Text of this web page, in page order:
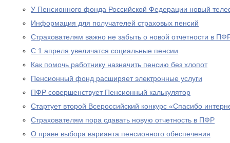
У Пенсионного фонда Российской Федерации новый
Информация для получателей страховых пенсий
Страхователям важно не забыть о новой отчетности в
С 1 апреля увеличатся социальные пенсии
Как помочь работнику назначить пенсию без хлопот
Пенсионный фонд расширяет электронные услуги
ПФР совершенствует Пенсионный калькулятор
Стартует второй Всероссийский конкурс «Спасибо
Страхователям пора сдавать новую отчетность в ПФР
О праве выбора варианта пенсионного обеспечения